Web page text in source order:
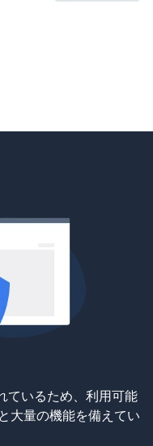
ているため、利用可能
大量の機能を備えてい